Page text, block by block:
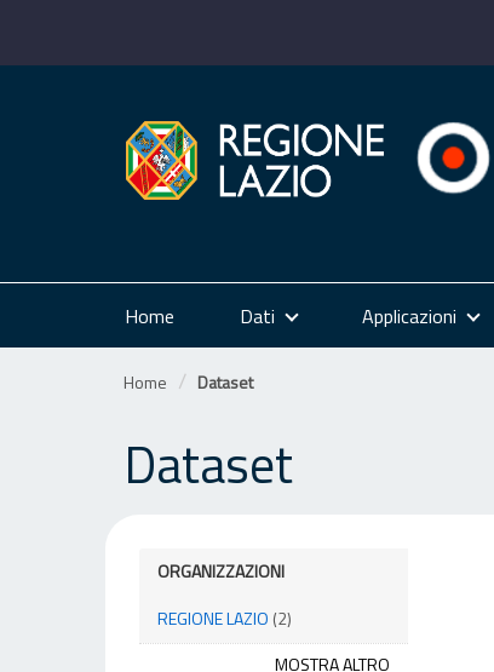
Home Dati Applicazioni
Home Dataset
Dataset
ORGANIZZAZIONI
REGIONE LAZIO (2)
MOSTRA ALTRO